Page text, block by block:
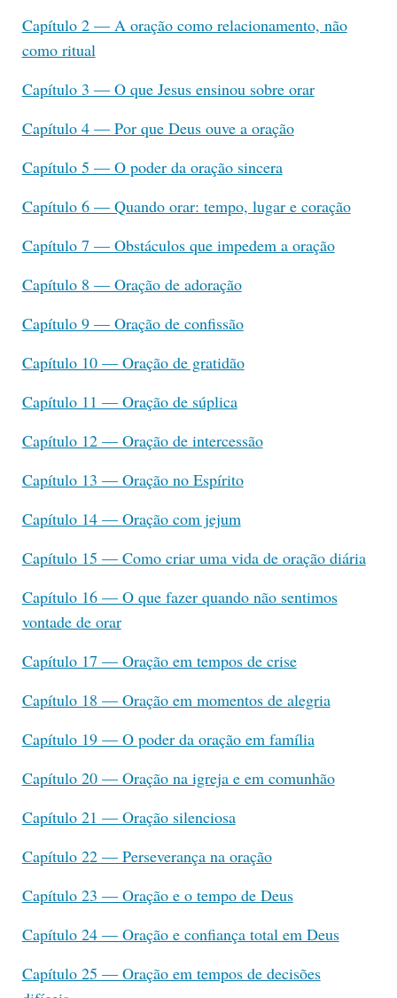
Capítulo 2 — A oração como relacionamento, não
como ritual
Capítulo 3 — O que Jesus ensinou sobre orar
Capítulo 4 — Por que Deus ouve a oração
Capítulo 5 — O poder da oração sincera
Capítulo 6 — Quando orar: tempo, lugar e coração
Capítulo 7 — Obstáculos que impedem a oração
Capítulo 8 — Oração de adoração
Capítulo 9 — Oração de confissão
Capítulo 10 — Oração de gratidão
Capítulo 11 — Oração de súplica
Capítulo 12 — Oração de intercessão
Capítulo 13 — Oração no Espírito
Capítulo 14 — Oração com jejum
Capítulo 15 — Como criar uma vida de oração diária
Capítulo 16 — O que fazer quando não sentimos
vontade de orar
Capítulo 17 — Oração em tempos de crise
Capítulo 18 — Oração em momentos de alegria
Capítulo 19 — O poder da oração em família
Capítulo 20 — Oração na igreja e em comunhão
Capítulo 21 — Oração silenciosa
Capítulo 22 — Perseverança na oração
Capítulo 23 — Oração e o tempo de Deus
Capítulo 24 — Oração e confiança total em Deus
Capítulo 25 — Oração em tempos de decisões